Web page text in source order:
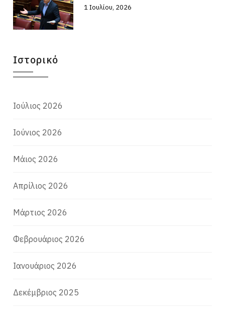
1 Ιουλίου, 2026
Ιστορικό
Ιούλιος 2026
Ιούνιος 2026
Μάιος 2026
Απρίλιος 2026
Μάρτιος 2026
Φεβρουάριος 2026
Ιανουάριος 2026
Δεκέμβριος 2025